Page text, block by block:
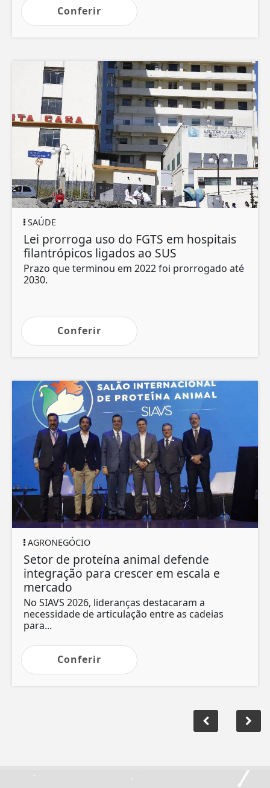
Conferir
SAÚDE
Lei prorroga uso do FGTS em hospitais
filantrópicos ligados ao SUS
Prazo que terminou em 2022 foi prorrogado até
2030.
Conferir
AGRONEGÓCIO
Setor de proteína animal defende
integração para crescer em escala e
mercado
No SIAVS 2026, lideranças destacaram a
necessidade de articulação entre as cadeias
para...
Conferir